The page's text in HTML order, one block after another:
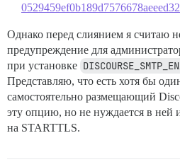
Однако перед слиянием я считаю
предупреждение для
при установке
Представляю, что есть хотя бы
самостоятельно размещающий
эту опцию, но не нуждается в ней
на STARTTLS.